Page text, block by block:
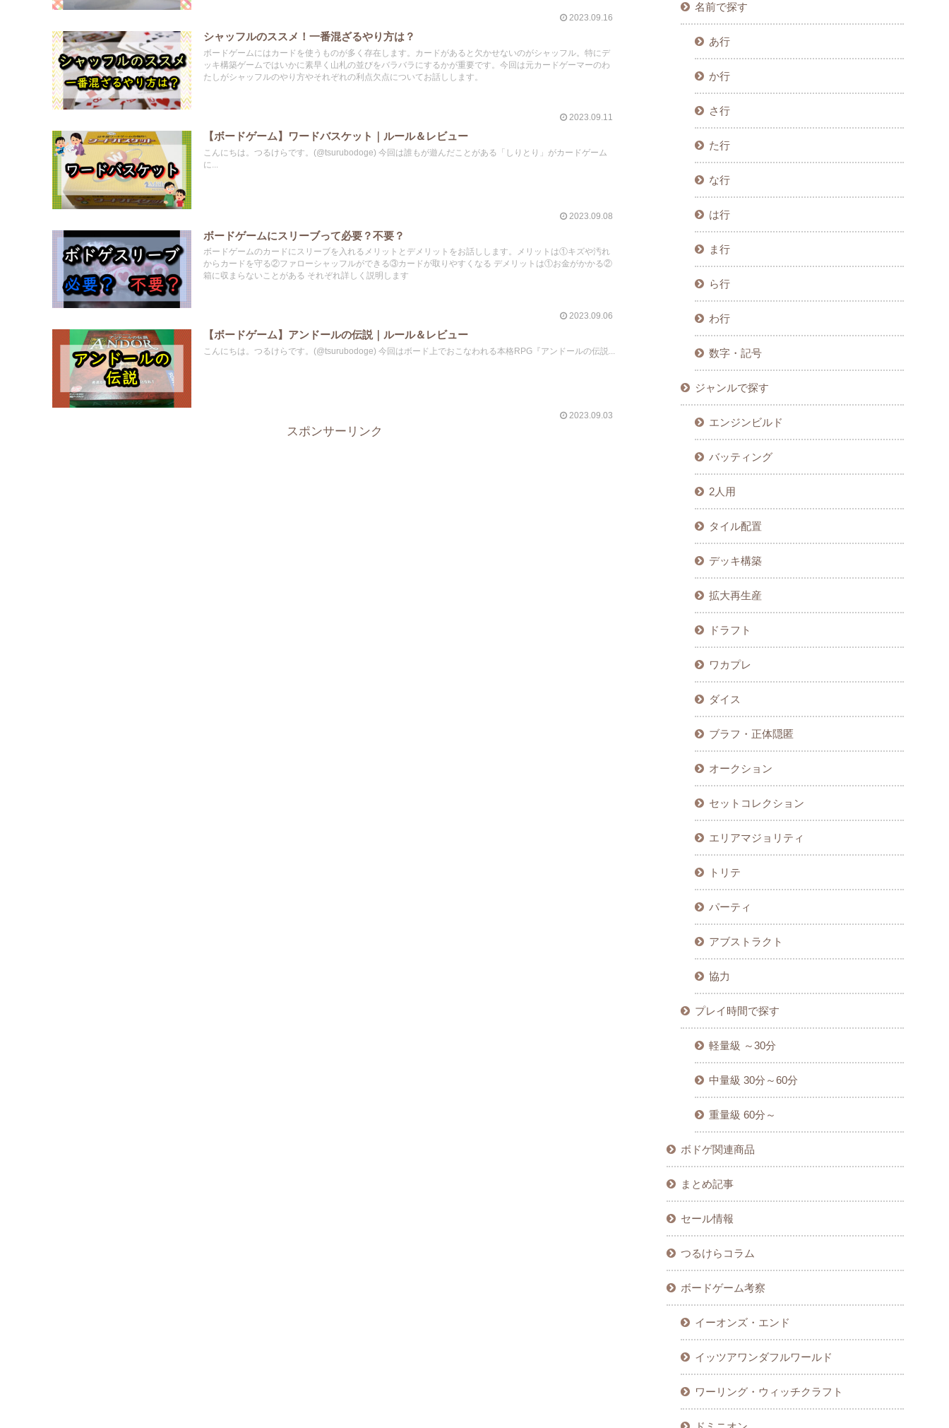
2023.09.16
シャッフルのススメ！一番混ざるやり方は？
ボードゲームにはカードを使うものが多く存在します。カードがあると欠かせないのがシャッフル。特にデ
ッキ構築ゲームではいかに素早く山札の並びをバラバラにするかが重要です。今回は元カードゲーマーのわ
たしがシャッフルのやり方やそれぞれの利点欠点についてお話しします。
2023.09.11
【ボードゲーム】ワードバスケット｜ルール＆レビュー
こんにちは。つるけらです。(@tsurubodoge) 今回は誰もが遊んだことがある「しりとり」がカードゲーム
に...
2023.09.08
ボードゲームにスリーブって必要？不要？
ボードゲームのカードにスリーブを入れるメリットとデメリットをお話しします。メリットは①キズや汚れ
からカードを守る②ファローシャッフルができる③カードが取りやすくなる デメリットは①お金がかかる②
箱に収まらないことがある それぞれ詳しく説明します
2023.09.06
【ボードゲーム】アンドールの伝説｜ルール＆レビュー
こんにちは。つるけらです。(@tsurubodoge) 今回はボード上でおこなわれる本格RPG『アンドールの伝説...
2023.09.03
スポンサーリンク
名前で探す
あ行
か行
さ行
た行
な行
は行
ま行
ら行
わ行
数字・記号
ジャンルで探す
エンジンビルド
バッティング
2人用
タイル配置
デッキ構築
拡大再生産
ドラフト
ワカプレ
ダイス
ブラフ・正体隠匿
オークション
セットコレクション
エリアマジョリティ
トリテ
パーティ
アブストラクト
協力
プレイ時間で探す
軽量級 ～30分
中量級 30分～60分
重量級 60分～
ボドゲ関連商品
まとめ記事
セール情報
つるけらコラム
ボードゲーム考察
イーオンズ・エンド
イッツアワンダフルワールド
ワーリング・ウィッチクラフト